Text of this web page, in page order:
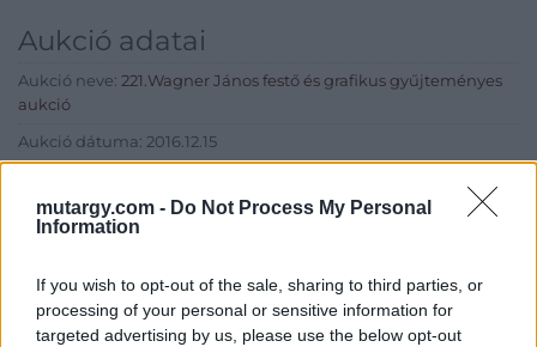
mutargy.com - Do Not Process My Personal
Information
If you wish to opt-out of the sale, sharing to third parties, or
processing of your personal or sensitive information for
targeted advertising by us, please use the below opt-out
Aukció adatai
Aukció neve: 221.Wagner János festő és grafikus gyűjteményes
aukció
Aukció dátuma: 2016.12.15
Aukció helye: Budapest, Balaton utca 8.
Eladó adatai